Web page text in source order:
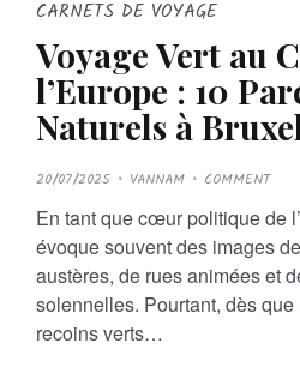
CARNETS DE VOYAGE
Voyage Vert au
l’Europe : 10
Naturels à
P
O
T
E
D
O
N
20/07/2025 VANNAM COMMENT
En tant que cœur politique de
évoque souvent des images
austères, de rues animées et
solennelles. Pourtant, dès que
recoins verts…